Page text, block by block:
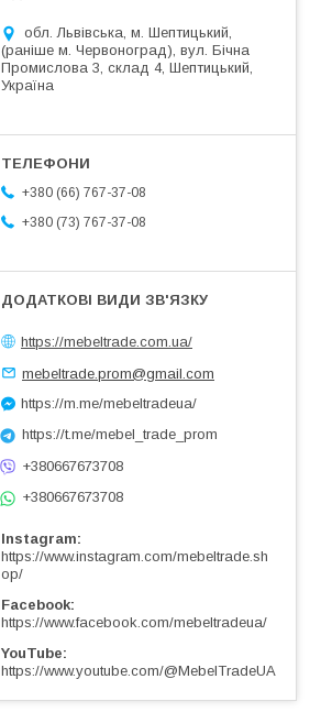
обл. Львівська, м. Шептицький,
(раніше м. Червоноград), вул. Бічна
Промислова 3, склад 4, Шептицький,
Україна
+380 (66) 767-37-08
+380 (73) 767-37-08
https://mebeltrade.com.ua/
mebeltrade.prom@gmail.com
https://m.me/mebeltradeua/
https://t.me/mebel_trade_prom
+380667673708
+380667673708
Instagram
https://www.instagram.com/mebeltrade.sh
op/
Facebook
https://www.facebook.com/mebeltradeua/
YouTube
https://www.youtube.com/@MebelTradeUA